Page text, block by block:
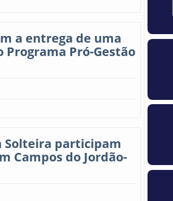
a entrega de uma
Pró-Gestão
Solteira participam
Campos do Jordão-